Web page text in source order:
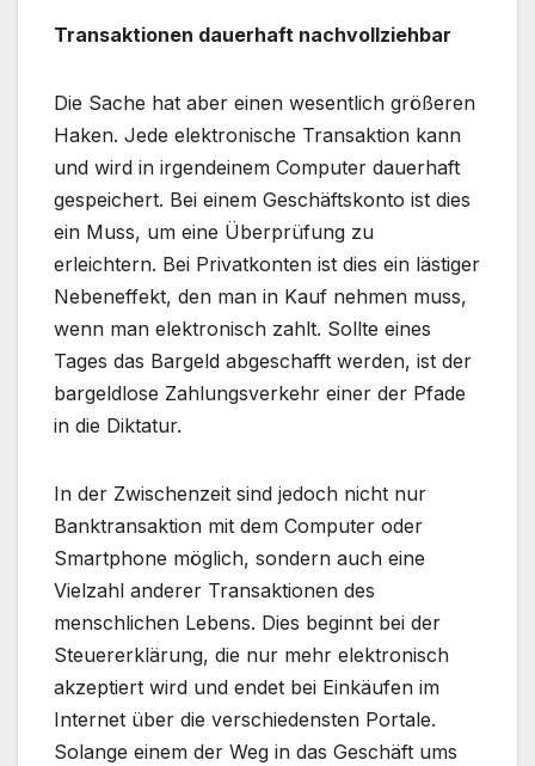
Transaktionen dauerhaft nachvollziehbar
Die Sache hat aber einen wesentlich größeren
Haken. Jede elektronische Transaktion kann
und wird in irgendeinem Computer dauerhaft
gespeichert. Bei einem Geschäftskonto ist dies
ein Muss, um eine Überprüfung zu
erleichtern. Bei Privatkonten ist dies ein lästiger
Nebeneffekt, den man in Kauf nehmen muss,
wenn man elektronisch zahlt. Sollte eines
Tages das Bargeld abgeschafft werden, ist der
bargeldlose Zahlungsverkehr einer der Pfade
in die Diktatur.
In der Zwischenzeit sind jedoch nicht nur
Banktransaktion mit dem Computer oder
Smartphone möglich, sondern auch eine
Vielzahl anderer Transaktionen des
menschlichen Lebens. Dies beginnt bei der
Steuererklärung, die nur mehr elektronisch
akzeptiert wird und endet bei Einkäufen im
Internet über die verschiedensten Portale.
Solange einem der Weg in das Geschäft ums